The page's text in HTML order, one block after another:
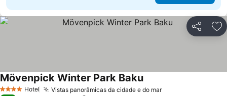
Partilhar
4 EstrelasHotel Vistas panorâmicas da cidade e do marVer preços
Mövenpick Winter Park BakuVer preços